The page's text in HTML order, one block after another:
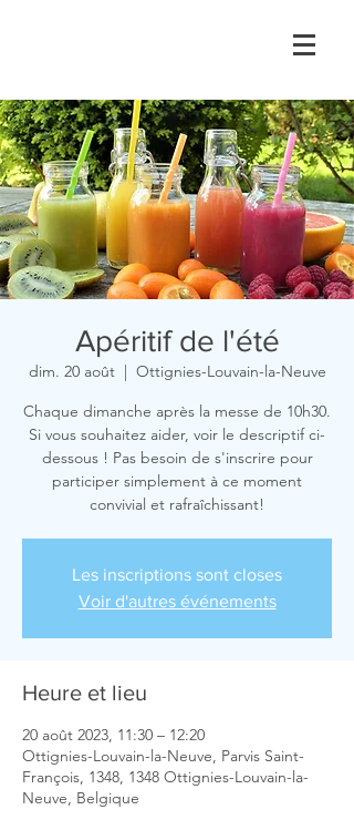
Apéritif de l'été
dim. 20 août
  |
Ottignies-Louvain-la-Neuve
Chaque dimanche après la messe de 10h30.
Si vous souhaitez aider, voir le descriptif ci-
dessous ! Pas besoin de s'inscrire pour
participer simplement à ce moment
convivial et rafraîchissant!
Les inscriptions sont closes
Voir d'autres événements
Heure et lieu
20 août 2023, 11:30 – 12:20
Ottignies-Louvain-la-Neuve, Parvis Saint-
François, 1348, 1348 Ottignies-Louvain-la-
Neuve, Belgique